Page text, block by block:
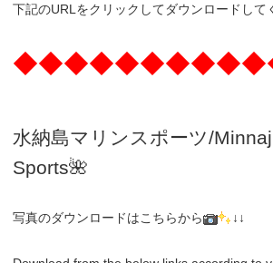
下記のURLをクリックしてダウンロードして
水納島マリンスポーツ/
Sports🌺
写真のダウンロードはこちらから ↓↓